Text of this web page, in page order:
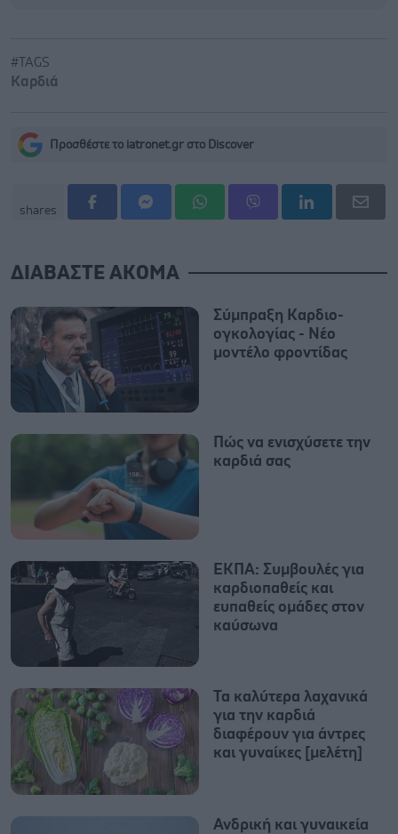
#TAGS
Καρδιά
Προσθέστε το iatronet.gr στο Discover
shares
ΔΙΑΒΑΣΤΕ ΑΚΟΜΑ
Σύμπραξη Καρδιο-
ογκολογίας - Νέο
μοντέλο φροντίδας
Πώς να ενισχύσετε την
καρδιά σας
ΕΚΠΑ: Συμβουλές για
καρδιοπαθείς και
ευπαθείς ομάδες στον
καύσωνα
Τα καλύτερα λαχανικά
για την καρδιά
διαφέρουν για άντρες
και γυναίκες [μελέτη]
Ανδρική και γυναικεία